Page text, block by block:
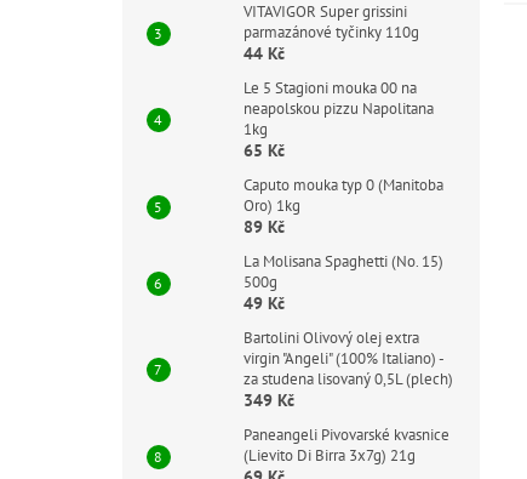
VITAVIGOR Super grissini
parmazánové tyčinky 110g
44 Kč
Le 5 Stagioni mouka 00 na
neapolskou pizzu Napolitana
1kg
65 Kč
Caputo mouka typ 0 (Manitoba
Oro) 1kg
89 Kč
La Molisana Spaghetti (No. 15)
500g
49 Kč
Bartolini Olivový olej extra
virgin "Angeli" (100% Italiano) -
za studena lisovaný 0,5L (plech)
349 Kč
Paneangeli Pivovarské kvasnice
(Lievito Di Birra 3x7g) 21g